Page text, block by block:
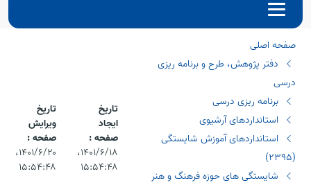
صفحه اصلی
دفتر پژوهش، طرح و برنامه ریزی
درسی
برنامه ریزی درسی
استانداردهای آرشیوی
استانداردهای آموزش شایستگی
(٢٣٩٥)
شایستگی های حوزه فرهنگ و هنر
تاریخ
ایجاد
صفحه :
۱۴۰۱/۶/۱۸،‏
۱۵:۵۴:۴۸
تاریخ
ویرایش
صفحه :
۱۴۰۱/۶/۲۰،‏
۱۵:۵۴:۴۸